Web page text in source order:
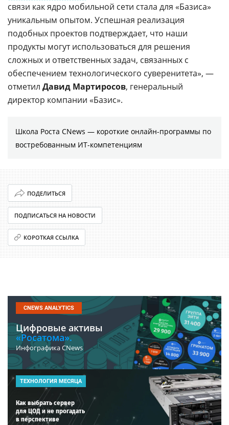
связи как ядро мобильной сети стала для «Базиса»
уникальным опытом. Успешная реализация
подобных проектов подтверждает, что наши
продукты могут использоваться для решения
сложных и ответственных задач, связанных с
обеспечением технологического суверенитета», —
отметил Давид Мартиросов, генеральный
директор компании «Базис».
Школа Роста CNews — короткие онлайн-программы по
востребованным ИТ-компетенциям
ПОДЕЛИТЬСЯ
ПОДПИСАТЬСЯ НА НОВОСТИ
КОРОТКАЯ ССЫЛКА
CNEWS ANALYTICS
Цифровые активы
«Росатома».
Инфографика CNews
ТЕХНОЛОГИЯ МЕСЯЦА
Как выбрать сервер
для ЦОД и не прогадать
в перспективе